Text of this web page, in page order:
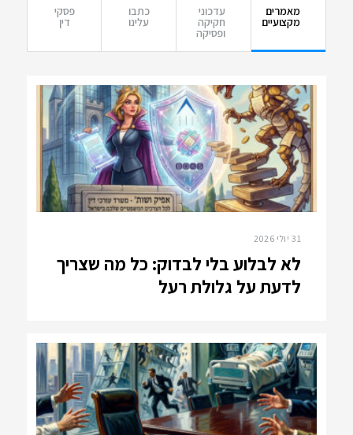
מאמרים
מקצועיים
עדכוני
חקיקה
ופסיקה
כתבו
עלינו
פסקי
דין
31 יולי 2026
לא לבלוע בלי לבדוק: כל מה שצריך
לדעת על גלולת רעל